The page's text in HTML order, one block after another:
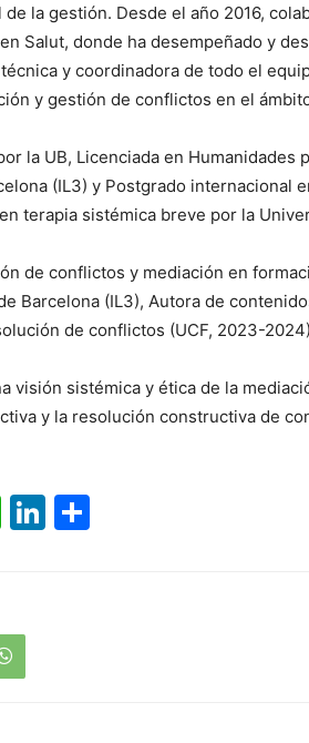
la gestión. Desde el año 2016,
Salut, donde ha desempeñado y
y coordinadora de todo el
y gestión de conflictos en el
la UB, Licenciada en Humanidades
(IL3) y Postgrado internacional
terapia sistémica breve por la
de conflictos y mediación en
Barcelona (IL3), Autora de
de conflictos (UCF, 2023-
visión sistémica y ética de la
y la resolución constructiva de
WhatsApp
LinkedIn